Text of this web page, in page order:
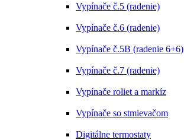
Vypínače č.5 (radenie)
Vypínače č.6 (radenie)
Vypínače č.5B (radenie 6+6)
Vypínače č.7 (radenie)
Vypínače roliet a markíz
Vypínače so stmievačom
Digitálne termostaty